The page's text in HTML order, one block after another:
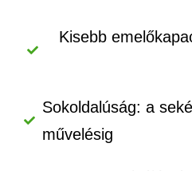
Kisebb
Sokoldalúság: a
művelésig